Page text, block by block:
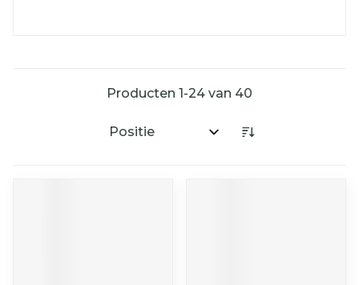
Producten 1-24 van 40
Sorteer op: